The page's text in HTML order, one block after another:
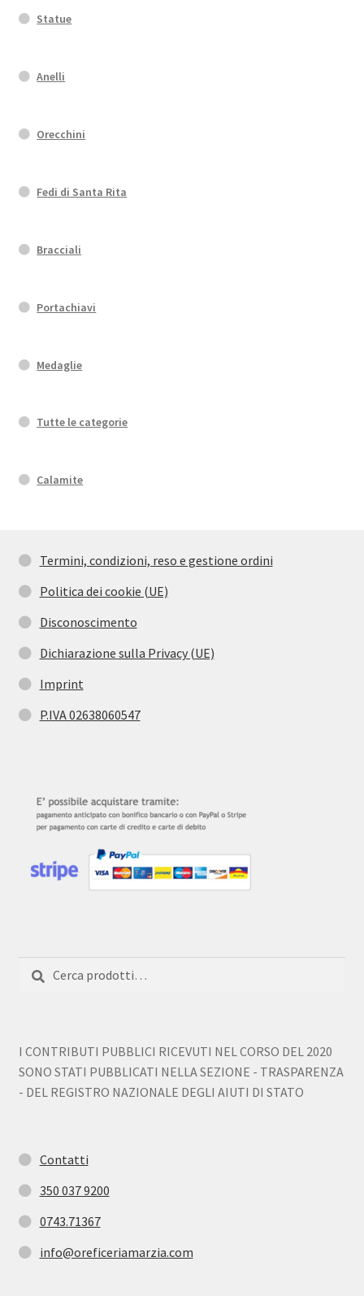
Statue
Anelli
Orecchini
Fedi di Santa Rita
Bracciali
Portachiavi
Medaglie
Tutte le categorie
Calamite
Termini, condizioni, reso e gestione ordini
Politica dei cookie (UE)
Disconoscimento
Dichiarazione sulla Privacy (UE)
Imprint
P.IVA 02638060547
I CONTRIBUTI PUBBLICI RICEVUTI NEL CORSO DEL 2020
SONO STATI PUBBLICATI NELLA SEZIONE - TRASPARENZA
- DEL REGISTRO NAZIONALE DEGLI AIUTI DI STATO
Contatti
350 037 9200
0743.71367
info@oreficeriamarzia.com